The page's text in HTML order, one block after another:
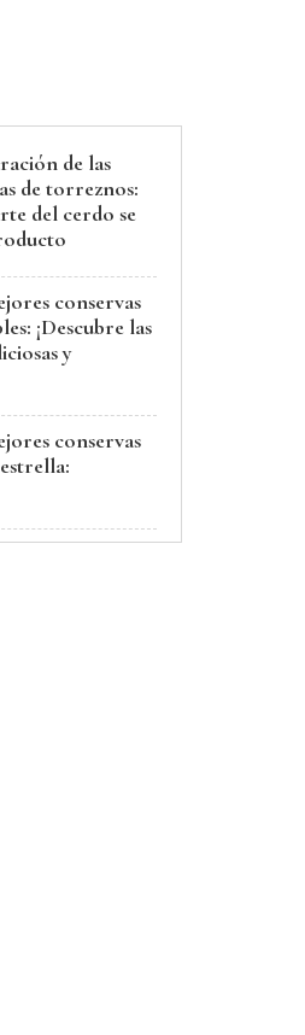
de las
de torreznos:
del cerdo se
conservas
¡Descubre las
y
conservas